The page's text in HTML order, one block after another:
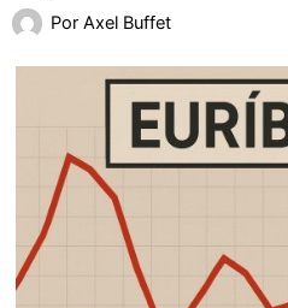
Por Axel Buffet